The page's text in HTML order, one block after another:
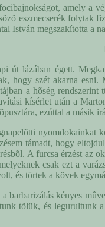
amely a
eszmecserék
István megszakította a
út lázában égett.
hogy szét akarna
a hõség
kísérlet után a
ezúttal a másik
támadt, hogy
A furcsa érzést
csak ezt a
és törtek a kövek
barbarizálás kényes
tõlük, és